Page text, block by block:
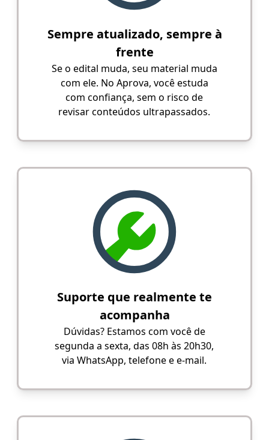
Sempre atualizado, sempre à
frente
Se o edital muda, seu material muda
com ele. No Aprova, você estuda
com confiança, sem o risco de
revisar conteúdos ultrapassados.
Suporte que realmente te
acompanha
Dúvidas? Estamos com você de
segunda a sexta, das 08h às 20h30,
via WhatsApp, telefone e e-mail.